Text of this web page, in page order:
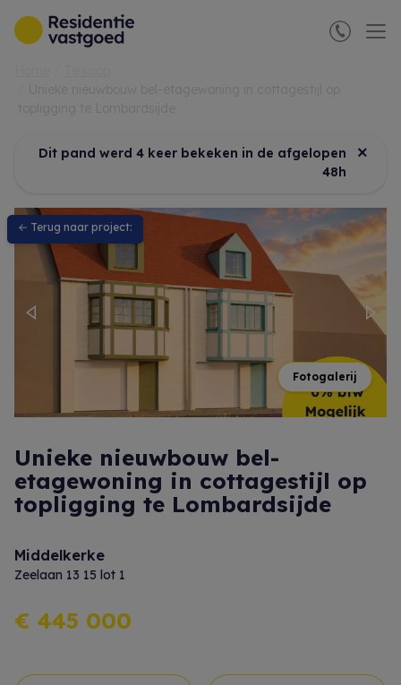
Menu overslaan en naar de inhoud gaan
Dit pand werd 4 keer bekeken in de afgelopen
48h
×
← Terug naar project:
Previous
Fotogalerij
Unieke nieuwbouw bel-
etagewoning in cottagestijl op
topligging te Lombardsijde
Middelkerke
Zeelaan 13 15 lot 1
€ 445 000